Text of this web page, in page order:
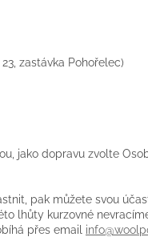
zastávka Pohořelec)
jako dopravu zvolte
pak můžete svou
lhůty kurzovné
přes email